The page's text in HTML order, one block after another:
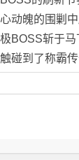
动魄的围剿
BOSS斩于
碰到了称霸